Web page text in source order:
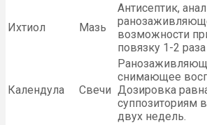
Ихтиол Мазь
Антисептик,
возможности
повязку 1-2
Календула Свечи
снимающее
Дозировка
суппозиториям
двух недель.